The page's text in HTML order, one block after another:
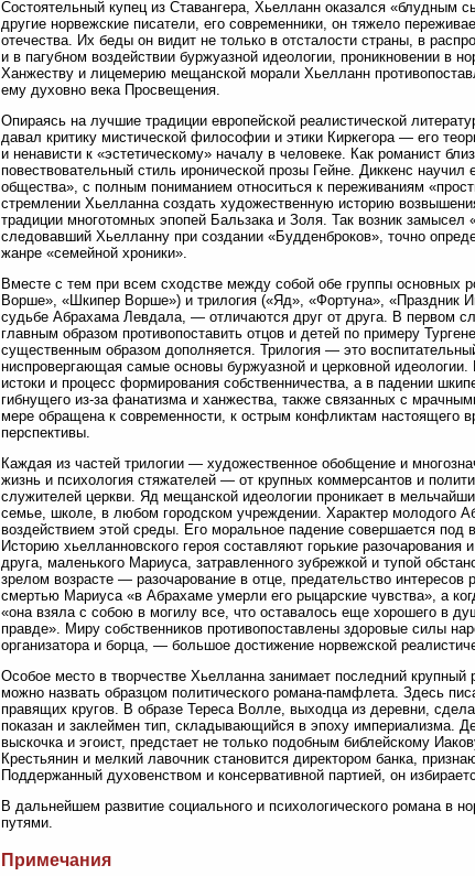
Состоятельный купец из Ставангера, Хьелланн оказался «блудным
другие норвежские писатели, его современники, он тяжело
отечества. Их беды он видит не только в отсталости страны, в
и в пагубном воздействии буржуазной идеологии, проникновении в
Ханжеству и лицемерию мещанской морали Хьелланн
ему духовно века Просвещения.
Опираясь на лучшие традиции европейской реалистической
давал критику мистической философии и этики Киркегора — его
и ненависти к «эстетическому» началу в человеке. Как романист
повествовательный стиль иронической прозы Гейне. Диккенс
общества», с полным пониманием относиться к переживаниям
стремлении Хьелланна создать художественную историю
традиции многотомных эпопей Бальзака и Золя. Так возник замысел
следовавший Хьелланну при создании «Будденброков», точно
жанре «семейной хроники».
Вместе с тем при всем сходстве между собой обе группы основных
Ворше», «Шкипер Ворше») и трилогия («Яд», «Фортуна», «Праздник
судьбе Абрахама Левдала, — отличаются друг от друга. В первом
главным образом противопоставить отцов и детей по примеру
существенным образом дополняется. Трилогия — это
ниспровергающая самые основы буржуазной и церковной
истоки и процесс формирования собственничества, а в падении
гибнущего из-за фанатизма и ханжества, также связанных с
мере обращена к современности, к острым конфликтам настоящего
перспективы.
Каждая из частей трилогии — художественное обобщение и
жизнь и психология стяжателей — от крупных коммерсантов и
служителей церкви. Яд мещанской идеологии проникает в
семье, школе, в любом городском учреждении. Характер молодого
воздействием этой среды. Его моральное падение совершается под
Историю хьелланновского героя составляют горькие
друга, маленького Мариуса, затравленного зубрежкой и тупой
зрелом возрасте — разочарование в отце, предательство интересов
смертью Мариуса «в Абрахаме умерли его рыцарские чувства», а
«она взяла с собою в могилу все, что оставалось еще хорошего в
правде». Миру собственников противопоставлены здоровые силы
организатора и борца, — большое достижение норвежской
Особое место в творчестве Хьелланна занимает последний
можно назвать образцом политического романа-памфлета. Здесь
правящих кругов. В образе Тереса Волле, выходца из деревни,
показан и заклеймен тип, складывающийся в эпоху империализма.
выскочка и эгоист, предстает не только подобным библейскому
Крестьянин и мелкий лавочник становится директором банка,
Поддержанный духовенством и консервативной партией, он
В дальнейшем развитие социального и психологического романа в
путями.
Примечания